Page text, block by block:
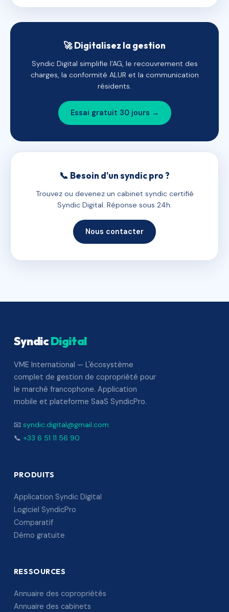
🚀 Digitalisez la gestion
Syndic Digital simplifie l'AG, le recouvrement des
charges, la conformité ALUR et la communication
résidents.
Essai gratuit 30 jours →
📞 Besoin d'un syndic pro ?
Trouvez ou devenez un cabinet syndic certifié
Syndic Digital. Réponse sous 24h.
Nous contacter
SyndicDigital
VME International — L'écosystème
complet de gestion de copropriété pour
le marché francophone. Application
mobile et plateforme SaaS SyndicPro.
📧 syndic.digital@gmail.com
📞 +33 6 51 11 56 90
PRODUITS
Application Syndic Digital
Logiciel SyndicPro
Comparatif
Démo gratuite
RESSOURCES
Annuaire des copropriétés
Annuaire des cabinets